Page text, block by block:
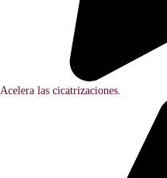
Acelera las cicatrizaciones.